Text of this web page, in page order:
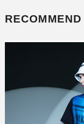
RECOMMEND